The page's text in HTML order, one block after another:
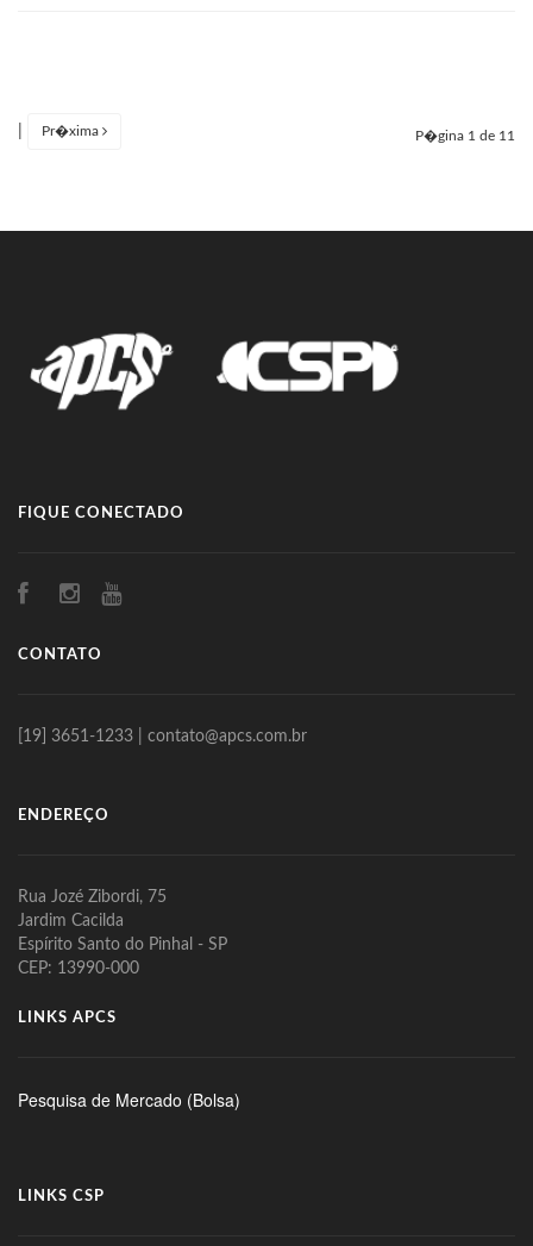
| Pr�xima P�gina 1 de 11
FIQUE CONECTADO
CONTATO
[19] 3651-1233 | contato@apcs.com.br
ENDEREÇO
Rua Jozé Zibordi, 75
Jardim Cacilda
Espírito Santo do Pinhal - SP
CEP: 13990-000
LINKS APCS
Pesquisa de Mercado (Bolsa)
LINKS CSP